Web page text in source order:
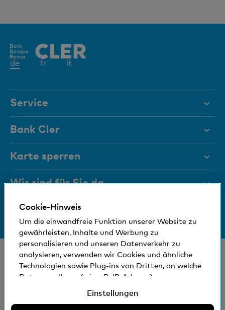
deAktives
fr it
Service
Hilfe & Kontakt
Dokumente
Magazin
Führungsgremien
Medien
Sozial und umweltfreundlich
Bank Cler
Über uns
Investor Relations
Medien
Blog
Karte sperren
+41 (0)800 88 99 66
Wir sind für Sie da
Hilfe & Kontakt
Standorte und Bancomaten
Bankinfos
© Bank Cler AG
Rechtliche Bedingungen und Hinweise
Cookie-Hinweis
Um die einwandfreie Funktion unserer Website zu
gewährleisten, Inhalte und Werbung zu
personalisieren und unseren Datenverkehr zu
analysieren, verwenden wir Cookies und ähnliche
Technologien sowie Plug-ins von Dritten, an welche
Daten von Ihnen (wie z.B. IP-Adresse)
werden können. Sie können der Verwendung von
Einstellungen